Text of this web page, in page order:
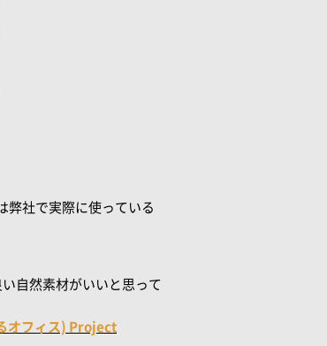
弊社で実際に使っている
自然素材がいいと思って
オフィス) Project